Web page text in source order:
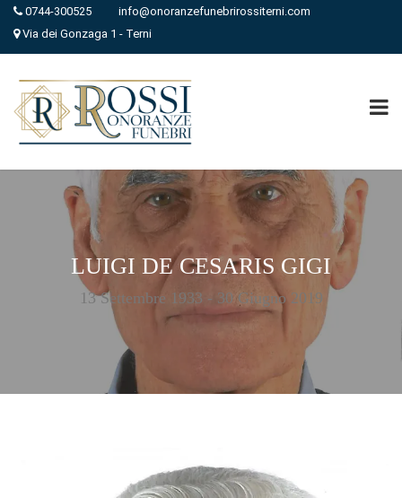
0744-300525
info@onoranzefunebrirossiterni.com
Via dei Gonzaga 1 - Terni
LUIGI DE CESARIS GIGI
13 Settembre 1933 - 30 Giugno 2019